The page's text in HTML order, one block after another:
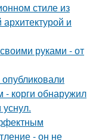
стиле из
и
руками - от
корги обнаружил
- он не